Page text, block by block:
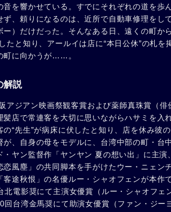
音を響かせている。すでにそれぞれの道を歩
ず、頼りになるのは、近所で自動車修理をし
ー）だけだった。そんなある日、遠くの町か
たと知り、アールイは店に“本日公休”の札を
町に向かうが……。
解説
アジアン映画祭観客賞および薬師真珠賞（俳
髪店で常連客を大切に思いながらハサミを入
の“先生”が病床に伏したと知り、店を休み彼
が、自身の母をモデルに、台湾中部の町・台
・ヤン監督作「ヤンヤン 夏の想い出」に主
恋風塵」の共同脚本を手がけたウー・ニェン
客途秋恨」の名優ルー・シャオフェンが本作
北電影奨にて主演女優賞（ルー・シャオフェ
回台湾金馬奨にて助演女優賞（ファン・ジー